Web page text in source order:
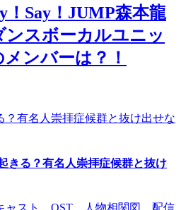
！Say！JUMP森本龍
ンスボーカルユニッ
ンバーは？！
きる？有名人崇拝症候群と抜け